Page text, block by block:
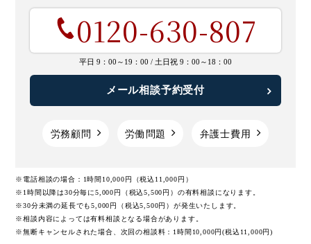
0120-630-807
平日 9：00～19：00 / 土日祝 9：00～18：00
メール相談予約受付
労務顧問 労働問題 弁護士費用
※電話相談の場合：1時間10,000円（税込11,000円）
※1時間以降は30分毎に5,000円（税込5,500円）の有料相談になります。
※30分未満の延長でも5,000円（税込5,500円）が発生いたします。
※相談内容によっては有料相談となる場合があります。
※無断キャンセルされた場合、次回の相談料：1時間10,000円(税込11,000円)